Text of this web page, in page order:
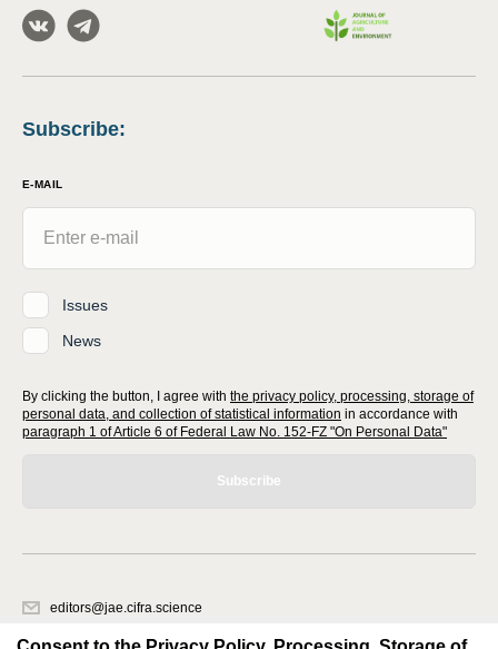
Subscribe:
E-MAIL
Issues
News
By clicking the button, I agree with the privacy policy, processing, storage of
personal data, and collection of statistical information in accordance with
paragraph 1 of Article 6 of Federal Law No. 152-FZ "On Personal Data"
Subscribe
editors@jae.cifra.science
620066, Sverdlovsk region, Yekaterinburg, st. Akademicheskaya, 11A,